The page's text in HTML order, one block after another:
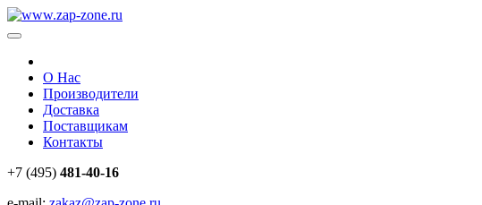
О Нас
Производители
Доставка
Поставщикам
Контакты
+7 (495) 481-40-16